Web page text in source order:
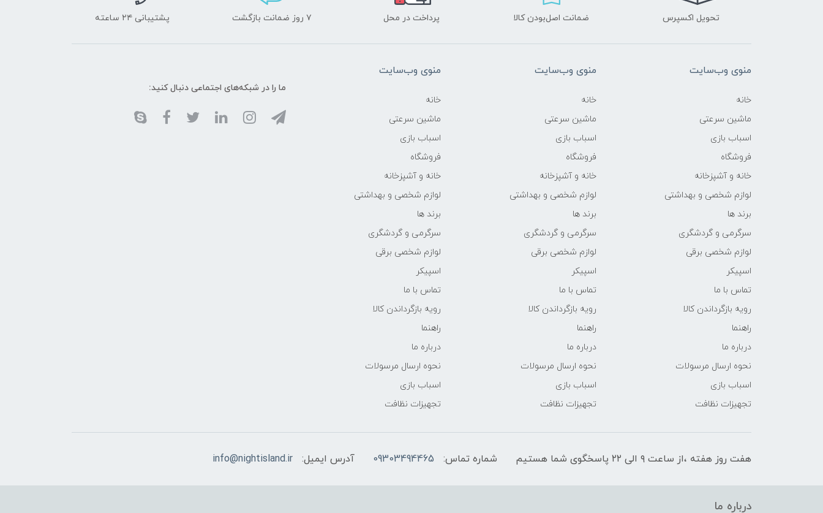
تحویل اکسپرس ضمانت اصل‌بودن کالا پرداخت در محل ۷ روز ضمانت بازگشت پشتیبانی ۲۴ ساعته
منوی وب‌سایت
خانه
ماشین سرعتی
اسباب بازی
فروشگاه
خانه و آشپزخانه
لوازم شخصی و بهداشتی
برند ها
سرگرمی و گردشگری
لوازم شخصی برقی
اسپیکر
تماس با ما
رویه بازگرداندن کالا
راهنما
درباره ما
نحوه ارسال مرسولات
اسباب بازی
تجهیزات نظافت
منوی وب‌سایت
خانه
ماشین سرعتی
اسباب بازی
فروشگاه
خانه و آشپزخانه
لوازم شخصی و بهداشتی
برند ها
سرگرمی و گردشگری
لوازم شخصی برقی
اسپیکر
تماس با ما
رویه بازگرداندن کالا
راهنما
درباره ما
نحوه ارسال مرسولات
اسباب بازی
تجهیزات نظافت
منوی وب‌سایت
خانه
ماشین سرعتی
اسباب بازی
فروشگاه
خانه و آشپزخانه
لوازم شخصی و بهداشتی
برند ها
سرگرمی و گردشگری
لوازم شخصی برقی
اسپیکر
تماس با ما
رویه بازگرداندن کالا
راهنما
درباره ما
نحوه ارسال مرسولات
اسباب بازی
تجهیزات نظافت
ما را در شبکه‌های اجتماعی دنبال کنید:
هفت روز هفته ،از ساعت ۹ الی ۲۲ پاسخگوی شما هستیم شماره تماس: 09303494465 آدرس ایمیل: info@nightisland.ir
درباره ما